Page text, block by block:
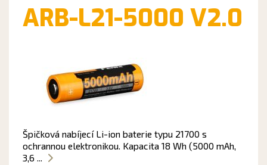
ARB-L21-5000 V2.0
Špičková nabíjecí Li-ion baterie typu 21700 s
ochrannou elektronikou. Kapacita 18 Wh (5000 mAh,
3,6 ...